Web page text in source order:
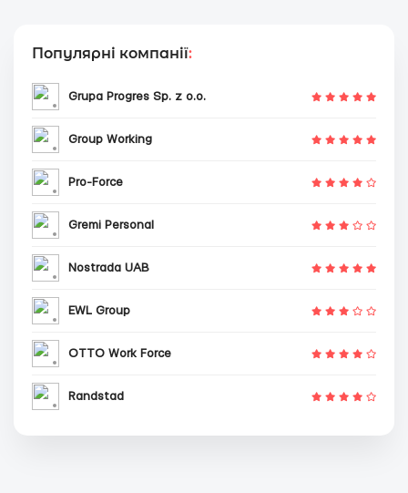
Популярні компанії:
Grupa Progres Sp. z o.o.
Group Working
Pro-Force
Gremi Personal
Nostrada UAB
EWL Group
OTTO Work Force
Randstad